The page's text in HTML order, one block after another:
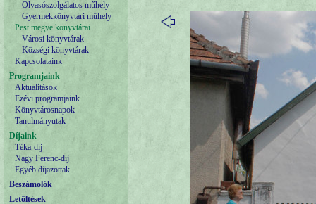
Olvasószolgálatos műhely
Gyermekkönyvtári műhely
Pest megye könyvtárai
Városi könyvtárak
Községi könyvtárak
Kapcsolataink
Programjaink
Aktualitások
Ezévi programjaink
Könyvtárosnapok
Tanulmányutak
Díjaink
Téka-díj
Nagy Ferenc-díj
Egyéb díjazottak
Beszámolók
Letöltések